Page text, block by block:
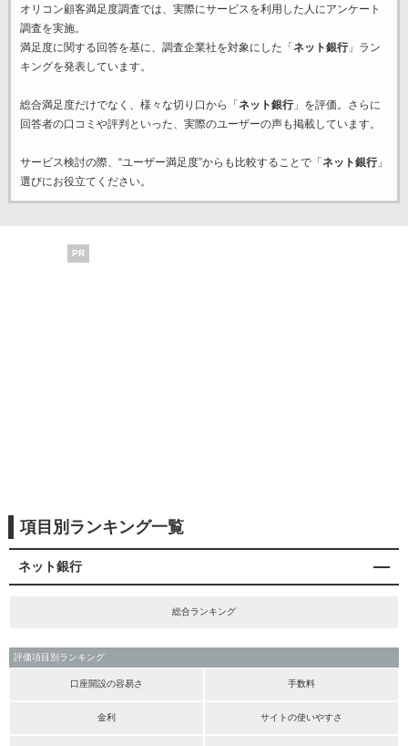
オリコン顧客満足度調査では、実際にサービスを利用した 人にアンケート
調査を実施。
満足度に関する回答を基に、調査企業社を対象にした「 ネット銀行」ラン
キングを発表しています。
総合満足度だけでなく、様々な切り口から「 ネット銀行」を評価。さらに
回答者の口コミや評判といった、実際のユーザーの声も掲載しています。
サービス検討の際、“ユーザー満足度”からも比較することで「 ネット銀行」
選びにお役立てください。
PR
項目別ランキング一覧
ネット銀行
総合ランキング
評価項目別ランキング
口座開設の容易さ 手数料
金利 サイトの使いやすさ